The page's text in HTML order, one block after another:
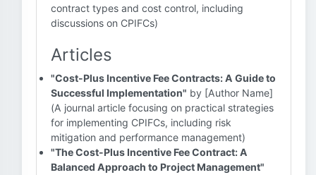
contract types and cost control, including
discussions on CPIFCs)
Articles
"Cost-Plus Incentive Fee Contracts: A Guide to
Successful Implementation" by [Author Name]
(A journal article focusing on practical strategies
for implementing CPIFCs, including risk
mitigation and performance management)
"The Cost-Plus Incentive Fee Contract: A
Balanced Approach to Project Management"